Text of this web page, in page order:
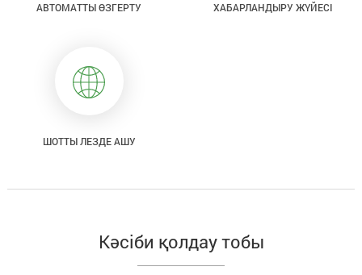
АВТОМАТТЫ ӨЗГЕРТУ
ХАБАРЛАНДЫРУ ЖҮЙЕСІ
ШОТТЫ ЛЕЗДЕ АШУ
Кәсіби қолдау тобы